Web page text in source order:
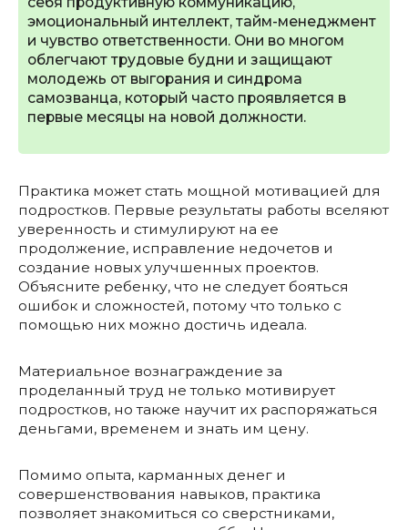
эмоциональный интеллект, тайм-менеджмент
и чувство ответственности. Они во многом
облегчают трудовые будни и защищают
молодежь от выгорания и синдрома
самозванца, который часто проявляется в
первые месяцы на новой должности.
Практика может стать мощной мотивацией для
подростков. Первые результаты работы вселяют
уверенность и стимулируют на ее
продолжение, исправление недочетов и
создание новых улучшенных проектов.
Объясните ребенку, что не следует бояться
ошибок и сложностей, потому что только с
помощью них можно достичь идеала.
Материальное вознаграждение за
проделанный труд не только мотивирует
подростков, но также научит их распоряжаться
деньгами, временем и знать им цену.
Помимо опыта, карманных денег и
совершенствования навыков, практика
позволяет знакомиться со сверстниками,